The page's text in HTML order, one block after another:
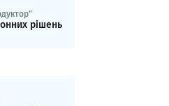
рішень